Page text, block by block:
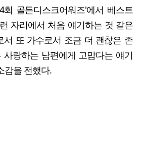
골든디스크어워즈'에서 베스트
자리에서 처음 얘기하는 것 같은
서 또 가수로서 조금 더 괜찮은 존
랑하는 남편에게 고맙다는 얘기
감을 전했다.